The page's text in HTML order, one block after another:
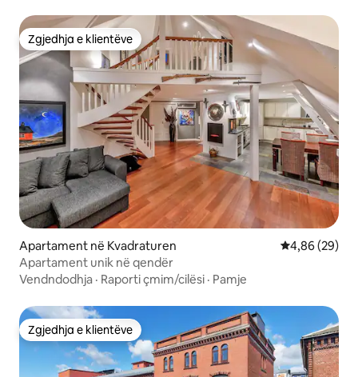
Zgjedhja e klientëve
Zgjedhja e klientëve
Apartament në Kvadraturen Vlerësimi
4,86 (29)
Apartament unik në qendër
Vendndodhja · Raporti çmim/cilësi · Pamje
Zgjedhja e klientëve
Zgjedhja e klientëve